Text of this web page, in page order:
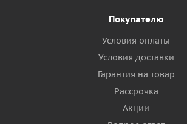
Покупателю
Условия оплаты
Условия доставки
Гарантия на товар
Рассрочка
Акции